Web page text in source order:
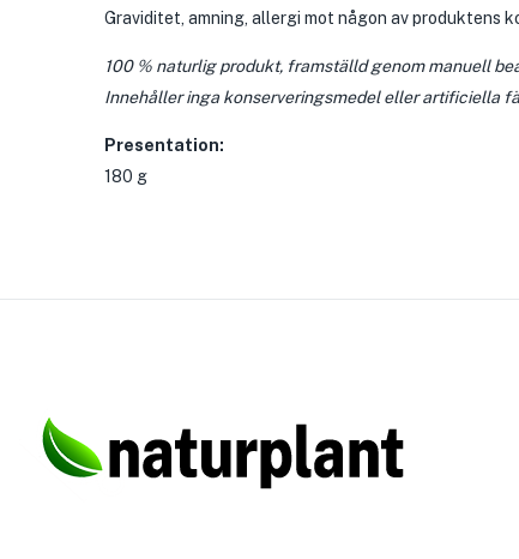
Graviditet, amning, allergi mot någon av produktens
100 % naturlig produkt, framställd genom manuell
Innehåller inga konserveringsmedel eller artificiella
Presentation:
180 g